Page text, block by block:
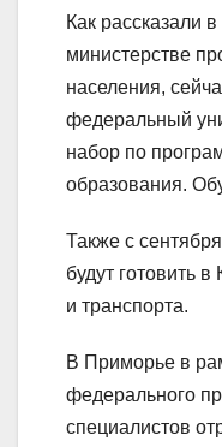
Как рассказали
министерстве
населения,
федеральный
набор по
образования.
Также с
будут готовить
и транспорта.
В Приморье в
федерального
специалистов